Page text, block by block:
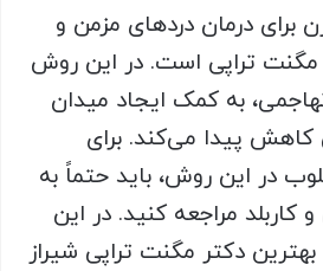
برای درمان دردهای مزمن و
مگنت تراپی است. در این روش
به کمک ایجاد میدان
کاهش پیدا می‌کند. برای
در این روش، باید حتماً به
مراجعه کنید. در این
دکتر مگنت تراپی شیراز